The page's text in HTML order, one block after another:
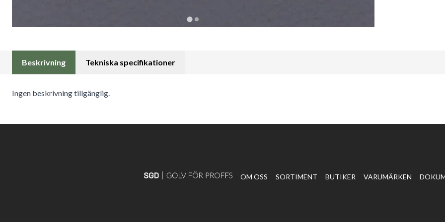
Beskrivning Tekniska specifikationer
Ingen beskrivning tillgänglig.
OM OSS SORTIMENT BUTIKER VARUMÄRKEN